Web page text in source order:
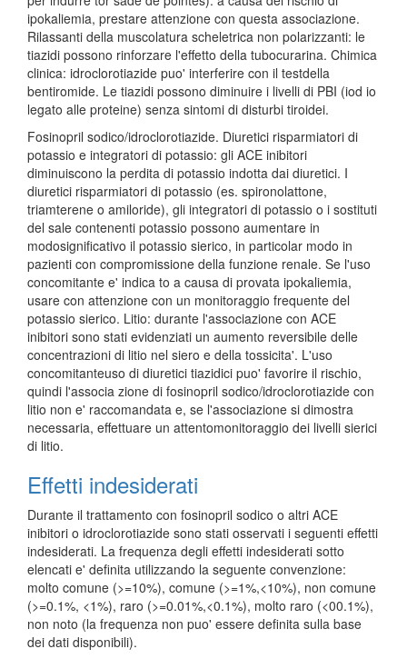
ipokaliemia, prestare attenzione con questa associazione.
Rilassanti della muscolatura scheletrica non polarizzanti: le
tiazidi possono rinforzare l'effetto della tubocurarina. Chimica
clinica: idroclorotiazide puo' interferire con il testdella
bentiromide. Le tiazidi possono diminuire i livelli di PBI (iod io
legato alle proteine) senza sintomi di disturbi tiroidei.
Fosinopril sodico/idroclorotiazide. Diuretici risparmiatori di
potassio e integratori di potassio: gli ACE inibitori
diminuiscono la perdita di potassio indotta dai diuretici. I
diuretici risparmiatori di potassio (es. spironolattone,
triamterene o amiloride), gli integratori di potassio o i sostituti
del sale contenenti potassio possono aumentare in
modosignificativo il potassio sierico, in particolar modo in
pazienti con compromissione della funzione renale. Se l'uso
concomitante e' indica to a causa di provata ipokaliemia,
usare con attenzione con un monitoraggio frequente del
potassio sierico. Litio: durante l'associazione con ACE
inibitori sono stati evidenziati un aumento reversibile delle
concentrazioni di litio nel siero e della tossicita'. L'uso
concomitanteuso di diuretici tiazidici puo' favorire il rischio,
quindi l'associa zione di fosinopril sodico/idroclorotiazide con
litio non e' raccomandata e, se l'associazione si dimostra
necessaria, effettuare un attentomonitoraggio dei livelli sierici
di litio.
Effetti indesiderati
Durante il trattamento con fosinopril sodico o altri ACE
inibitori o idroclorotiazide sono stati osservati i seguenti effetti
indesiderati. La frequenza degli effetti indesiderati sotto
elencati e' definita utilizzando la seguente convenzione:
molto comune (>=10%), comune (>=1%,<10%), non comune
(>=0.1%, <1%), raro (>=0.01%,<0.1%), molto raro (<00.1%),
non noto (la frequenza non puo' essere definita sulla base
dei dati disponibili).